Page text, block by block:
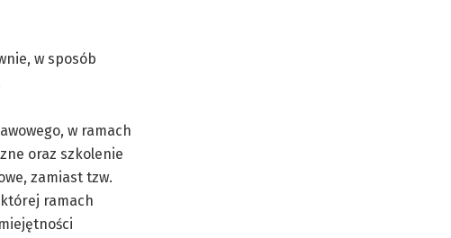
w sposób
w ramach
oraz szkolenie
zamiast tzw.
ramach